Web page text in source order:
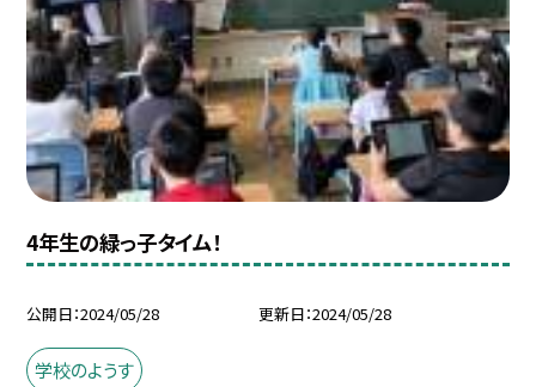
4年生の緑っ子タイム！
公開日 2024/05/28 更新日 2024/05/28
学校のようす